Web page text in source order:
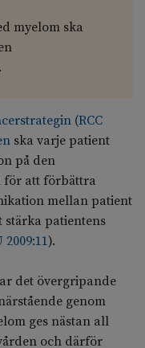
myelom ska
(RCC
ska varje patient
på den
för att förbättra
mellan patient
patientens
2009:11).
det övergripande
genom
ges nästan all
och därför